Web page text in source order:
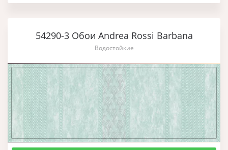
54290-3 Обои Andrea Rossi Barbana
Водостойкие